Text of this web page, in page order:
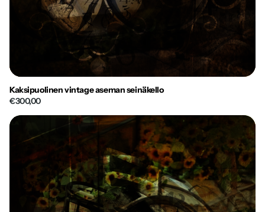
Kaksipuolinen vintage aseman seinäkello
€300,00